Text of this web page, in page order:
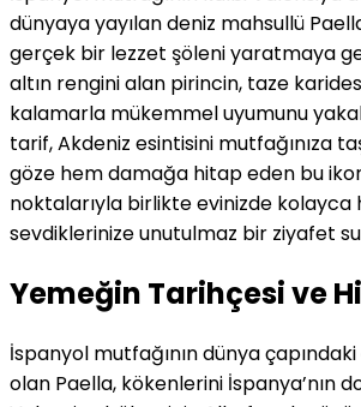
dünyaya yayılan deniz mahsullü
gerçek bir lezzet şöleni yaratmaya
altın rengini alan pirincin, taze
kalamarla mükemmel uyumunu
tarif, Akdeniz esintisini mutfağınıza
göze hem damağa hitap eden bu
noktalarıyla birlikte evinizde kolayca
sevdiklerinize unutulmaz bir ziyafet
Yemeğin Tarihçesi ve
İspanyol mutfağının dünya
olan Paella, kökenlerini İspanya’nın